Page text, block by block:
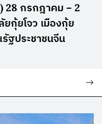
28 กรกฎาคม – 2
กุ้ยโจว เมืองกุ้ย
ฐประชาชนจีน